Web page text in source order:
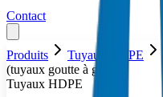
Contact
Produits Tuyaux HDPE
(tuyaux goutte à goutte)
Tuyaux HDPE